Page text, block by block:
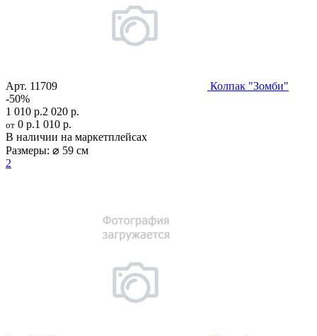
Арт. 11709
Колпак "Зомби"
-50%
1 010 р.2 020 р.
от 0 р.1 010 р.
В наличии на маркетплейсах
Размеры: ⌀ 59 см
2